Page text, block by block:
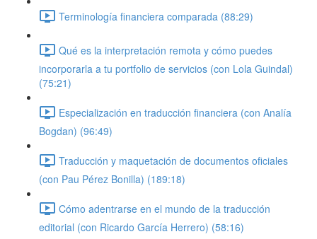
Terminología financiera comparada (88:29)
Qué es la interpretación remota y cómo puedes
incorporarla a tu portfolio de servicios (con Lola Guindal)
(75:21)
Especialización en traducción financiera (con Analía
Bogdan) (96:49)
Traducción y maquetación de documentos oficiales
(con Pau Pérez Bonilla) (189:18)
Cómo adentrarse en el mundo de la traducción
editorial (con Ricardo García Herrero) (58:16)